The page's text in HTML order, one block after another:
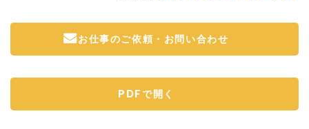
お仕事のご依頼・お問い合わせ
PDFで開く